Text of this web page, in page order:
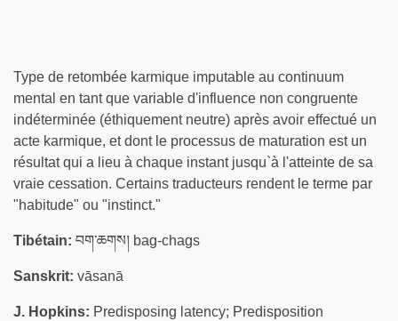
Type de retombée karmique imputable au continuum
mental en tant que variable d'influence non congruente
indéterminée (éthiquement neutre) après avoir effectué un
acte karmique, et dont le processus de maturation est un
résultat qui a lieu à chaque instant jusqu`à l'atteinte de sa
vraie cessation. Certains traducteurs rendent le terme par
"habitude" ou "instinct."
Tibétain: བག་ཆགས། bag-chags
Sanskrit: vāsanā
J. Hopkins: Predisposing latency; Predisposition